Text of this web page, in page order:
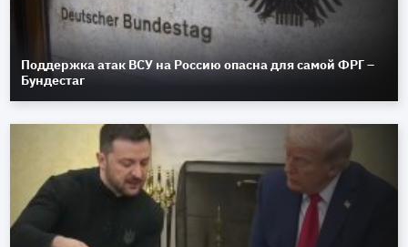
Поддержка атак ВСУ на Россию опасна для самой ФРГ –
Бундестаг